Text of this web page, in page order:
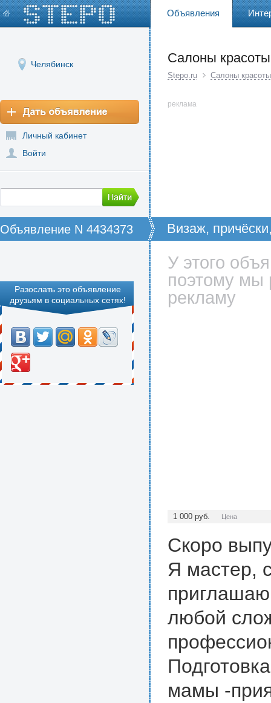
Объявления
Челябинск
Личный кабинет
Войти
Салоны красоты
Stepo.ru Салоны красоты
реклама
Объявление N 4434373 Визаж,
Разослать это объявление
друзьям в социальных сетях!
У этого
поэтому мы
рекламу
1 000 руб. Цена
Скоро
Я мастер,
любой
мамы -